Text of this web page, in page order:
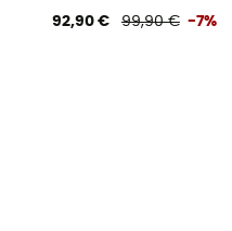
92,90 € 99,90 € -7%